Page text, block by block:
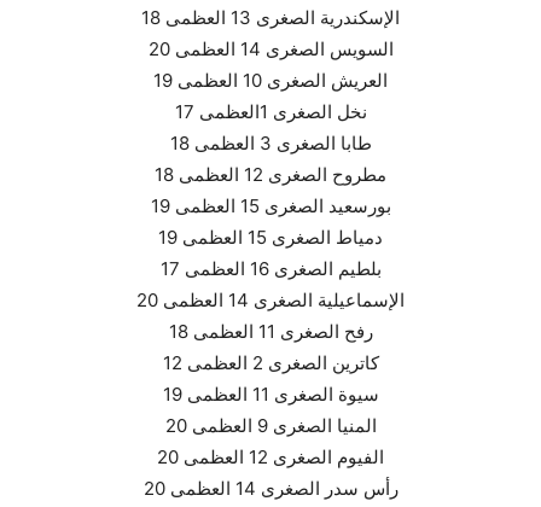
الإسكندرية الصغرى 13 العظمى 18
السويس الصغرى 14 العظمى 20
العريش الصغرى 10 العظمى 19
نخل الصغرى 1العظمى 17
طابا الصغرى 3 العظمى 18
مطروح الصغرى 12 العظمى 18
بورسعيد الصغرى 15 العظمى 19
دمياط الصغرى 15 العظمى 19
بلطيم الصغرى 16 العظمى 17
الإسماعيلية الصغرى 14 العظمى 20
رفح الصغرى 11 العظمى 18
كاترين الصغرى 2 العظمى 12
سيوة الصغرى 11 العظمى 19
المنيا الصغرى 9 العظمى 20
الفيوم الصغرى 12 العظمى 20
رأس سدر الصغرى 14 العظمى 20